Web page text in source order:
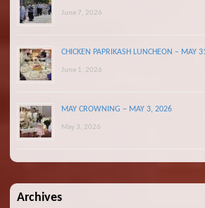
June 7, 2026
CHICKEN PAPRIKASH LUNCHEON – MAY
June 1, 2026
MAY CROWNING – MAY 3, 2026
May 3, 2026
Archives